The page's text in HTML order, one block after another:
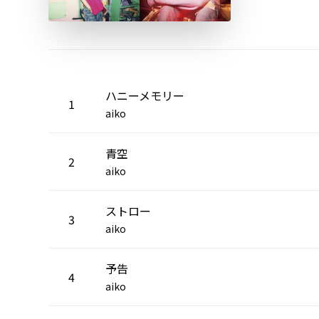
1 ハニーメモリー
aiko
2 青空
aiko
3 ストロー
aiko
4 予告
aiko